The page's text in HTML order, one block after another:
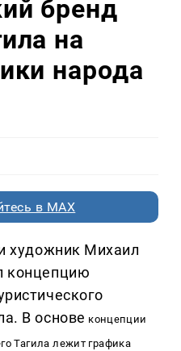
бренд
на
народа
в MAX
художник Михаил
концепцию
В основе концепции
Тагила лежит графика